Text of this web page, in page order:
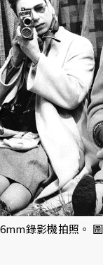
錄影機拍照。 圖